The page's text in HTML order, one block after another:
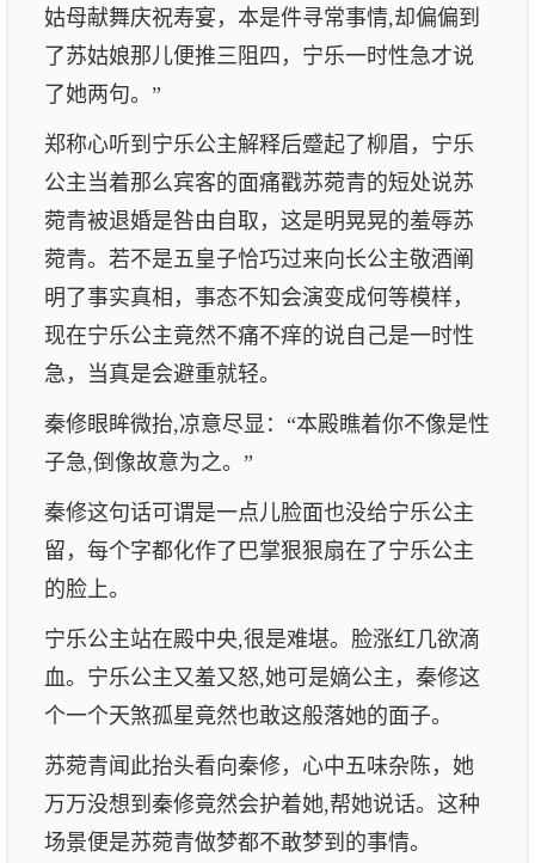
姑母献舞庆祝寿宴，本是件寻常事情,却偏偏到
了苏姑娘那儿便推三阻四，宁乐一时性急才说
了她两句。”
郑称心听到宁乐公主解释后蹙起了柳眉，宁乐
公主当着那么宾客的面痛戳苏菀青的短处说苏
菀青被退婚是咎由自取，这是明晃晃的羞辱苏
菀青。若不是五皇子恰巧过来向长公主敬酒阐
明了事实真相，事态不知会演变成何等模样，
现在宁乐公主竟然不痛不痒的说自己是一时性
急，当真是会避重就轻。
秦修眼眸微抬,凉意尽显：“本殿瞧着你不像是性
子急,倒像故意为之。”
秦修这句话可谓是一点儿脸面也没给宁乐公主
留，每个字都化作了巴掌狠狠扇在了宁乐公主
的脸上。
宁乐公主站在殿中央,很是难堪。脸涨红几欲滴
血。宁乐公主又羞又怒,她可是嫡公主，秦修这
个一个天煞孤星竟然也敢这般落她的面子。
苏菀青闻此抬头看向秦修，心中五味杂陈，她
万万没想到秦修竟然会护着她,帮她说话。这种
场景便是苏菀青做梦都不敢梦到的事情。